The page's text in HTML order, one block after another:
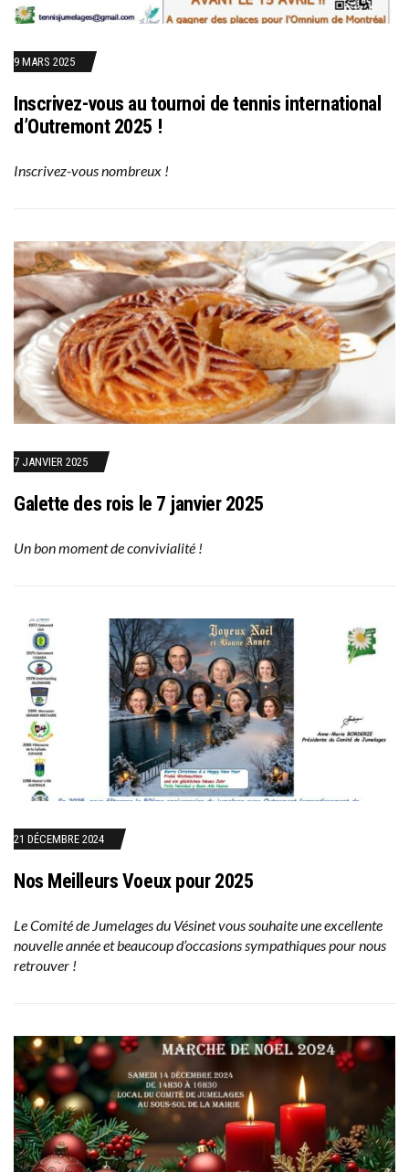
9 MARS 2025
Inscrivez-vous au tournoi de tennis international
d’Outremont 2025 !
Inscrivez-vous nombreux !
7 JANVIER 2025
Galette des rois le 7 janvier 2025
Un bon moment de convivialité !
21 DÉCEMBRE 2024
Nos Meilleurs Voeux pour 2025
Le Comité de Jumelages du Vésinet vous souhaite une excellente
nouvelle année et beaucoup d’occasions sympathiques pour nous
retrouver !